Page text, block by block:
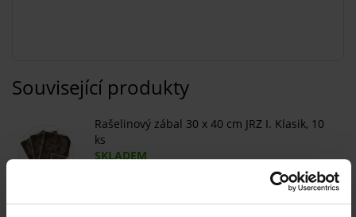
Související produkty
Rašelinový zábal 30 x 40 cm JRZ I. Klasik, 10
ks
SKLADEM
Více